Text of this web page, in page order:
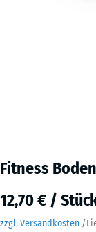
Fitness
12,70 € /
zzgl. Versandkosten /